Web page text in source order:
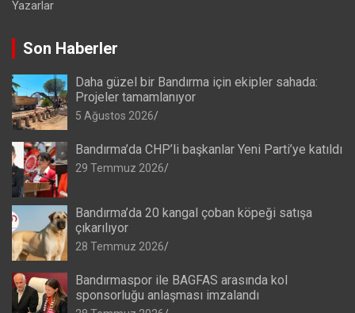
Yazarlar
Son Haberler
Daha güzel bir Bandırma için ekipler sahada:
Projeler tamamlanıyor
5 Ağustos 2026
Bandırma’da CHP’li başkanlar Yeni Parti’ye katıldı
29 Temmuz 2026
Bandırma’da 20 kangal çoban köpeği satışa
çıkarılıyor
28 Temmuz 2026
Bandırmaspor ile BAGFAS arasında kol
sponsorluğu anlaşması imzalandı